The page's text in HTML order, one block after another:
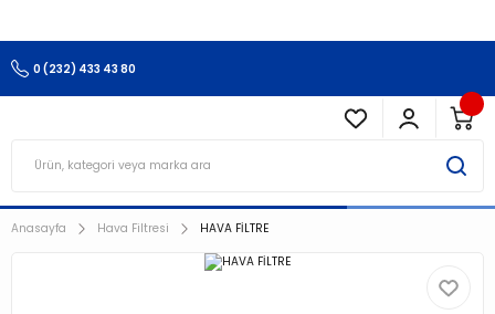
0 (232) 433 43 80
Anasayfa Hava Filtresi HAVA FİLTRE